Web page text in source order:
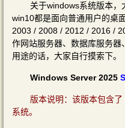
关于windows系统版本
win10都是面向普通用户的桌
2003 / 2008 / 2012 / 2016 /
作网站服务器、数据库服务
用途的话，大家自行摸索下。
Windows Server 2025
版本说明：该版本包含
系统。